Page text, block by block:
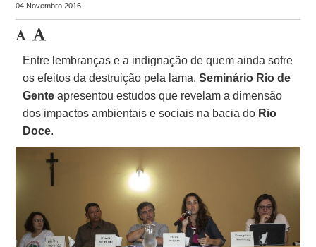
04 Novembro 2016
Entre lembranças e a indignação de quem ainda sofre
os efeitos da destruição pela lama,Seminário Rio de
Gente apresentou estudos que revelam a dimensão
dos impactos ambientais e sociais na bacia do Rio
Doce.